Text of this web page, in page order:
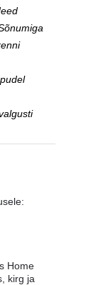
Home
kirg ja